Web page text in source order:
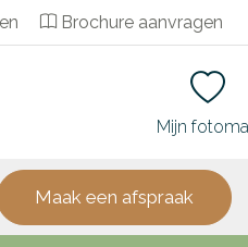
Brochure aanvragen
Mijn
Maak een afspraak